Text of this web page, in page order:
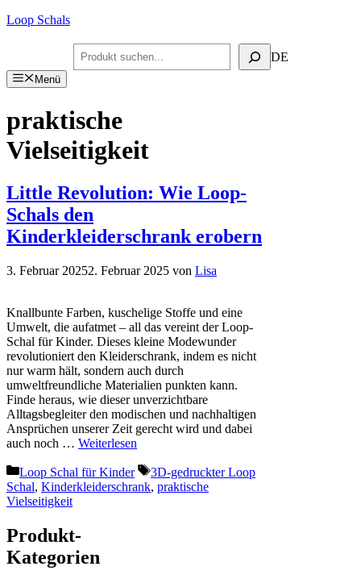
Zum
Loop Schals
Suchen DE
Menü
praktische
Vielseitigkeit
Little Revolution: Wie Loop-
Schals den
Kinderkleiderschrank erobern
3. Februar 20252. Februar 2025 von Lisa
Knallbunte Farben, kuschelige Stoffe und eine
Umwelt, die aufatmet – all das vereint der Loop-
Schal für Kinder. Dieses kleine Modewunder
revolutioniert den Kleiderschrank, indem es nicht
nur warm hält, sondern auch durch
umweltfreundliche Materialien punkten kann.
Finde heraus, wie dieser unverzichtbare
Alltagsbegleiter den modischen und nachhaltigen
Ansprüchen unserer Zeit gerecht wird und dabei
auch noch … Weiterlesen
Kategorien
Loop Schal für Kinder Schlagwörter
3D-gedruckter Loop
Schal, Kinderkleiderschrank, praktische
Vielseitigkeit
Produkt-
Kategorien